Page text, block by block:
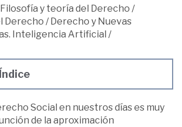
Filosofía y teoría del Derecho /
Derecho /Derecho y Nuevas
Inteligencia Artificial /
Índice
Social en nuestros días es muy
de la aproximación